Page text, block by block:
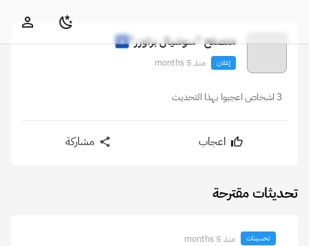
متصفح "سوشيال براوزر"
إعلان منذ 5 months
3 اشخاص اعجبوا بهذا التحديث
اعجاب مشاركة
تحديثات مقترحة
تحسينات منذ 5 months